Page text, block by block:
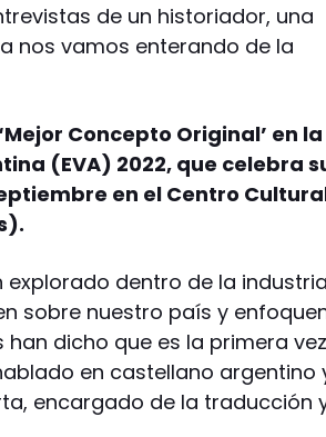
de un historiador, una
nos vamos enterando de la
Concepto Original’ en la
(EVA) 2022, que celebra
en el Centro
dentro de la industria:
sobre nuestro país y
dicho que es la primera
en castellano argentino
encargado de la traducción